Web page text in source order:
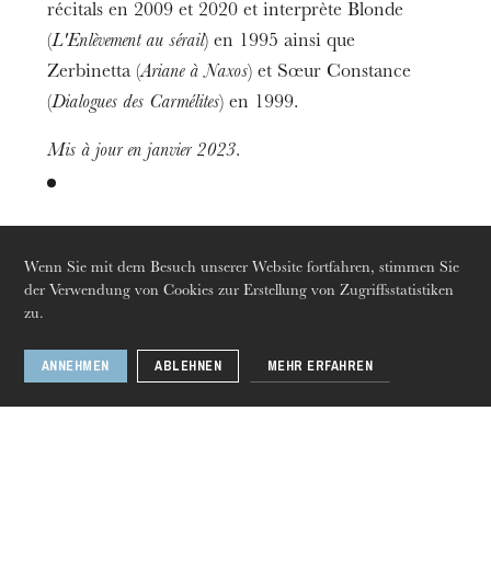
Wenn Sie mit dem Besuch unserer Website fortfahren, stimmen Sie
der Verwendung von Cookies zur Erstellung von Zugriffsstatistiken
zu.
ANNEHMEN ABLEHNEN MEHR ERFAHREN
Die OnR mit euch
Führungen durch die Oper
récitals en 2009 et 2020 et interprète Blonde
(L'Enlèvement au sérail) en 1995 ainsi que
Zerbinetta (Ariane à Naxos) et Sœur Constance
(Dialogues des Carmélites) en 1999.
Mis à jour en janvier 2023.
Zu sehen in
Liederabend
05Feb. 2020